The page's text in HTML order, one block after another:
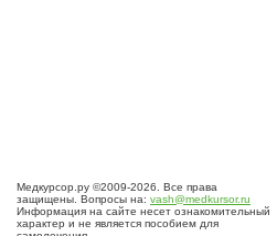
Медкурсор.ру ©2009-2026. Все права
защищены. Вопросы на: vash@medkursor.ru
Информация на сайте несет ознакомительный
характер и не является пособием для